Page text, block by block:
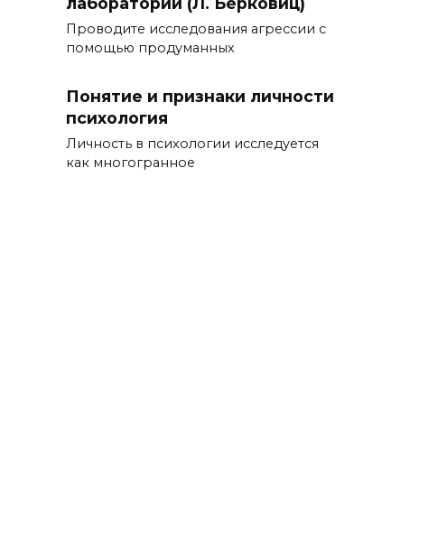
Проводите исследования агрессии с
помощью продуманных
Понятие и признаки личности
психология
Личность в психологии исследуется
как многогранное